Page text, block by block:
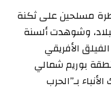
مسلحين على ثكنة
وشوهدت ألسنة
الأفريقي
بوريم شمالي
بـ”الحرب